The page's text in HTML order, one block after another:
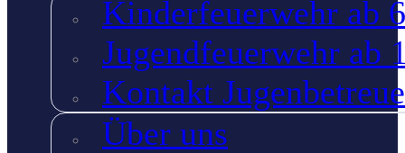
Kinderfeuerwehr ab
Jugendfeuerwehr ab
Kontakt
Über uns